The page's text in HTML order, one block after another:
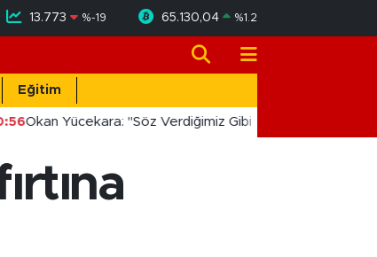
13.773 %-19 65.130,04 %1.2
Eğitim
Okan Yücekara: "Söz Verdiğimiz Gibi Masada Değil,